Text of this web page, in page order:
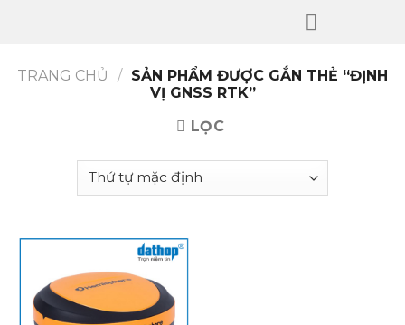
TRANG CHỦ
/ SẢN PHẨM ĐƯỢC GẮN THẺ “ĐỊNH
VỊ GNSS RTK”
LỌC